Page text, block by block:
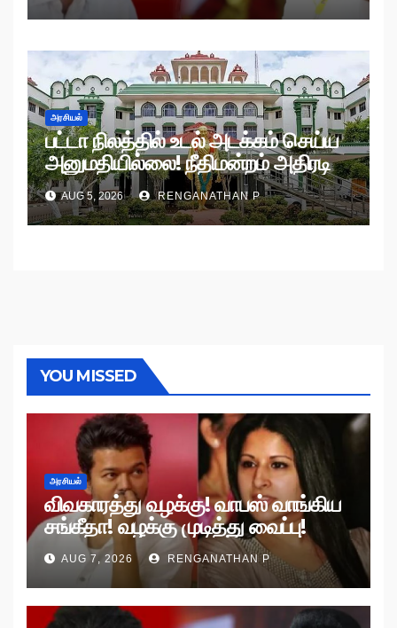
அரசியல்
பட்டா நிலத்தில் உடல் அடக்கம் செய்ய
அனுமதியில்லை! நீதிமன்றம் அதிரடி
உத்தரவு!
AUG 5, 2026 RENGANATHAN P
YOU MISSED
அரசியல்
விவகாரத்து வழக்கு! வாபஸ் வாங்கிய
சங்கீதா! வழக்கு முடித்து வைப்பு!
AUG 7, 2026 RENGANATHAN P